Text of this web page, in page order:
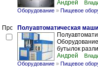
Андрей
Оборудование » Пищевое
Полуавтоматическая
бутылок
Андрей
Оборудование » Пищевое